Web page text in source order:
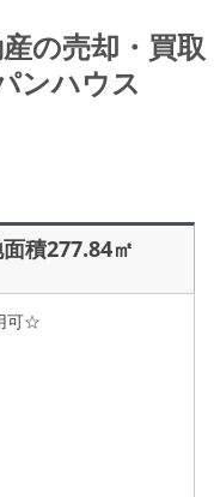
の売却・買取
ンハウス
面積277.84㎡
可☆